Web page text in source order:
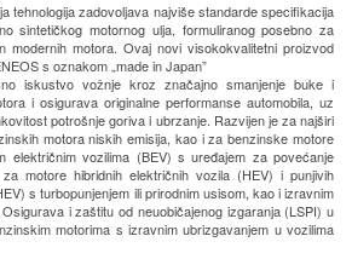
tehnologija zadovoljava najviše standarde specifikacija
sintetičkog motornog ulja, formuliranog posebno za
modernih motora. Ovaj novi visokokvalitetni proizvod
s oznakom „made in Japan”
iskustvo vožnje kroz značajno smanjenje buke i
i osigurava originalne performanse automobila, uz
potrošnje goriva i ubrzanje. Razvijen je za najširi
motora niskih emisija, kao i za benzinske motore
električnim vozilima (BEV) s uređajem za povećanje
motore hibridnih električnih vozila (HEV) i punjivih
s turbopunjenjem ili prirodnim usisom, kao i izravnim
i zaštitu od neuobičajenog izgaranja (LSPI) u
motorima s izravnim ubrizgavanjem u vozilima